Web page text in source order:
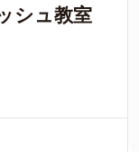
シュ教室